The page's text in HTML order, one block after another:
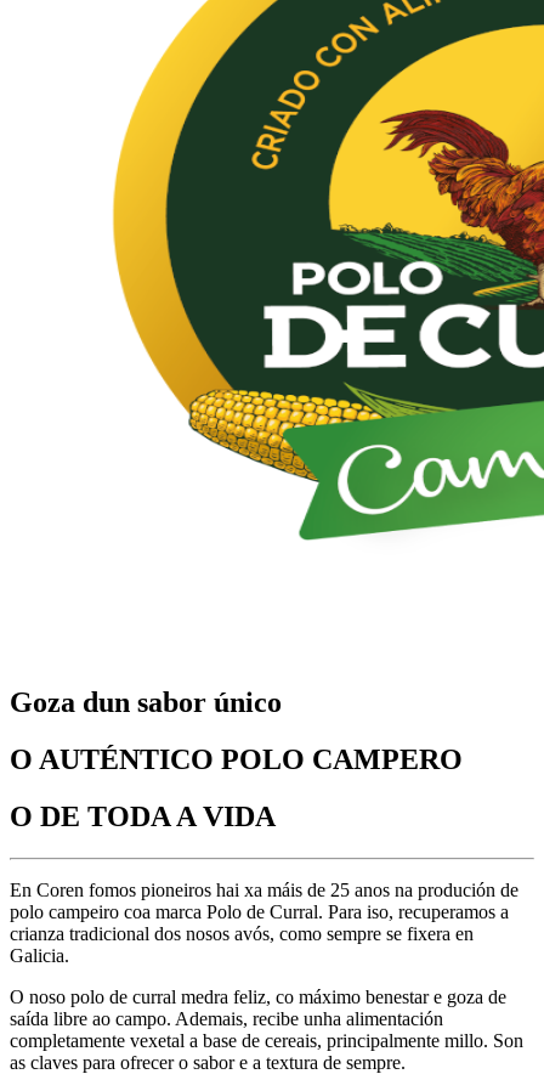
Goza dun sabor único
O AUTÉNTICO POLO CAMPERO
O DE TODA A VIDA
En Coren fomos pioneiros hai xa máis de 25 anos na produción de
polo campeiro coa marca Polo de Curral. Para iso, recuperamos a
crianza tradicional dos nosos avós, como sempre se fixera en
Galicia.
O noso polo de curral medra feliz, co máximo benestar e goza de
saída libre ao campo. Ademais, recibe unha alimentación
completamente vexetal a base de cereais, principalmente millo. Son
as claves para ofrecer o sabor e a textura de sempre.